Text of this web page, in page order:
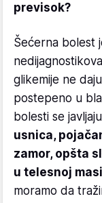
previsok?
Šećerna bolest
glikemije ne
postepeno u
bolesti se
usnica,
zamor, opšta
u telesnoj
moramo da